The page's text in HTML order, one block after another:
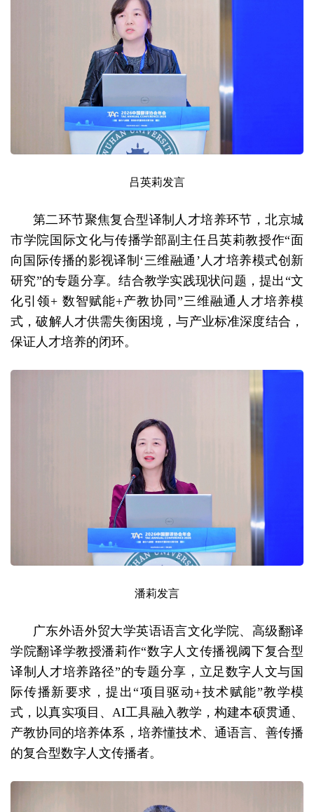
吕英莉发言
第二环节聚焦复合型译制人才培养环节，北京城
市学院国际文化与传播学部副主任吕英莉教授作“面
向国际传播的影视译制‘三维融通’人才培养模式创新
研究”的专题分享。结合教学实践现状问题，提出“文
化引领+ 数智赋能+产教协同”三维融通人才培养模
式，破解人才供需失衡困境，与产业标准深度结合，
保证人才培养的闭环。
潘莉发言
广东外语外贸大学英语语言文化学院、高级翻译
学院翻译学教授潘莉作“数字人文传播视阈下复合型
译制人才培养路径”的专题分享，立足数字人文与国
际传播新要求，提出“项目驱动+技术赋能”教学模
式，以真实项目、AI工具融入教学，构建本硕贯通、
产教协同的培养体系，培养懂技术、通语言、善传播
的复合型数字人文传播者。